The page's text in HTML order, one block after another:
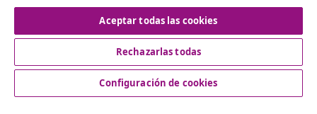
© 2008-2026 vidaXL www.vidaxl.es es una página web de
Aceptar todas las cookies
Rechazarlas todas
Configuración de cookies